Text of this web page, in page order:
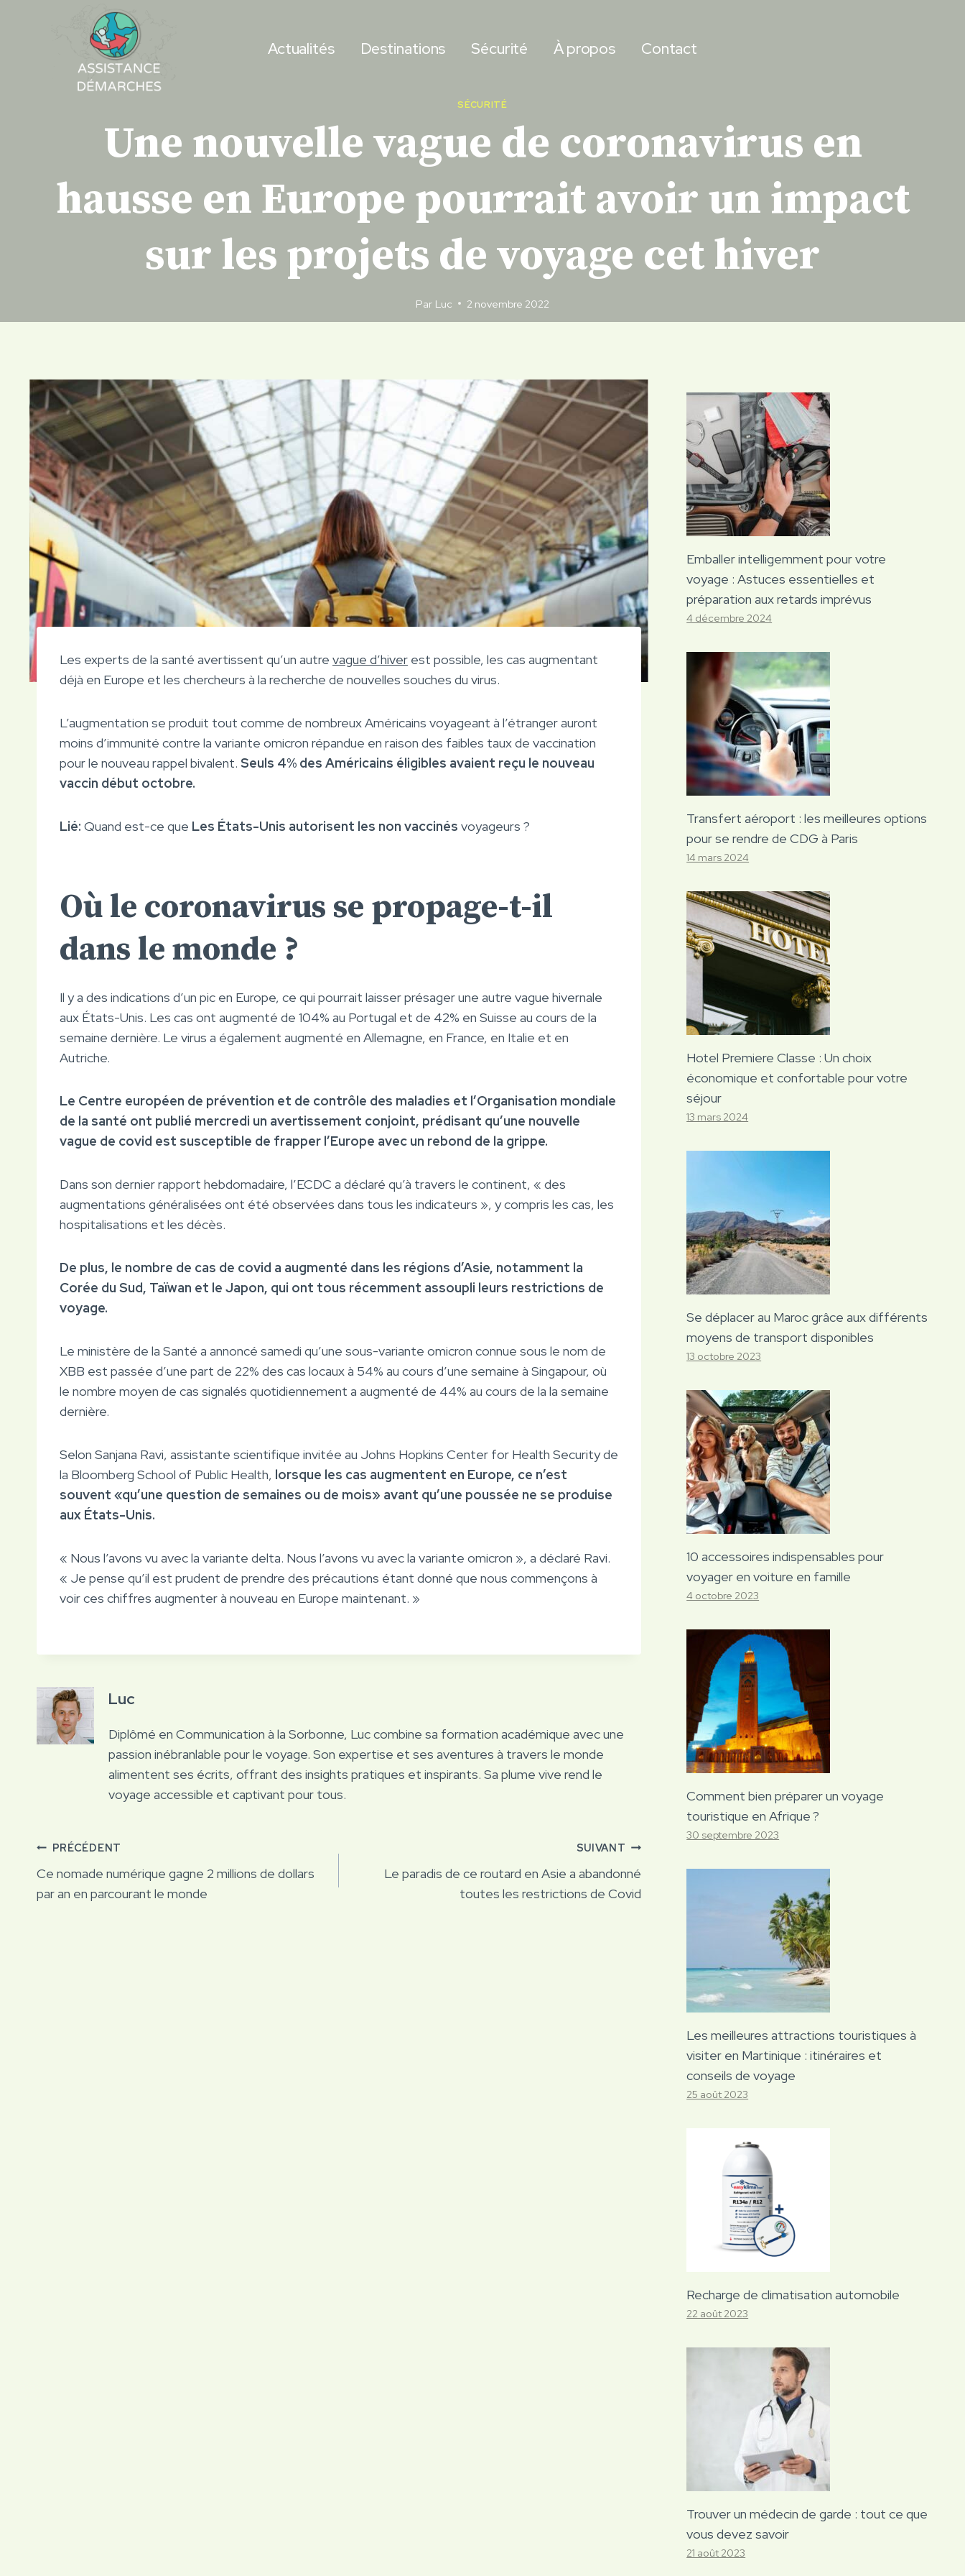
Actualités Destinations Sécurité À propos Contact
SÉCURITÉ
Une nouvelle vague de coronavirus en
hausse en Europe pourrait avoir un impact
sur les projets de voyage cet hiver
Par Luc 2 novembre 2022
Les experts de la santé avertissent qu’un autre vague d’hiver est possible, les cas augmentant
déjà en Europe et les chercheurs à la recherche de nouvelles souches du virus.
L’augmentation se produit tout comme de nombreux Américains voyageant à l’étranger auront
moins d’immunité contre la variante omicron répandue en raison des faibles taux de vaccination
pour le nouveau rappel bivalent. Seuls 4% des Américains éligibles avaient reçu le nouveau
vaccin début octobre.
Lié: Quand est-ce que Les États-Unis autorisent les non vaccinés voyageurs ?
Où le coronavirus se propage-t-il
dans le monde ?
Il y a des indications d’un pic en Europe, ce qui pourrait laisser présager une autre vague hivernale
aux États-Unis. Les cas ont augmenté de 104% au Portugal et de 42% en Suisse au cours de la
semaine dernière. Le virus a également augmenté en Allemagne, en France, en Italie et en
Autriche.
Le Centre européen de prévention et de contrôle des maladies et l’Organisation mondiale
de la santé ont publié mercredi un avertissement conjoint, prédisant qu’une nouvelle
vague de covid est susceptible de frapper l’Europe avec un rebond de la grippe.
Dans son dernier rapport hebdomadaire, l’ECDC a déclaré qu’à travers le continent, « des
augmentations généralisées ont été observées dans tous les indicateurs », y compris les cas, les
hospitalisations et les décès.
De plus, le nombre de cas de covid a augmenté dans les régions d’Asie, notamment la
Corée du Sud, Taïwan et le Japon, qui ont tous récemment assoupli leurs restrictions de
voyage.
Le ministère de la Santé a annoncé samedi qu’une sous-variante omicron connue sous le nom de
XBB est passée d’une part de 22% des cas locaux à 54% au cours d’une semaine à Singapour, où
le nombre moyen de cas signalés quotidiennement a augmenté de 44% au cours de la la semaine
dernière.
Selon Sanjana Ravi, assistante scientifique invitée au Johns Hopkins Center for Health Security de
la Bloomberg School of Public Health, lorsque les cas augmentent en Europe, ce n’est
souvent «qu’une question de semaines ou de mois» avant qu’une poussée ne se produise
aux États-Unis.
« Nous l’avons vu avec la variante delta. Nous l’avons vu avec la variante omicron », a déclaré Ravi.
« Je pense qu’il est prudent de prendre des précautions étant donné que nous commençons à
voir ces chiffres augmenter à nouveau en Europe maintenant. »
Luc
Diplômé en Communication à la Sorbonne, Luc combine sa formation académique avec une
passion inébranlable pour le voyage. Son expertise et ses aventures à travers le monde
alimentent ses écrits, offrant des insights pratiques et inspirants. Sa plume vive rend le
voyage accessible et captivant pour tous.
Navigation
de
PRÉCÉDENT
Ce nomade numérique gagne 2 millions de dollars
par an en parcourant le monde
SUIVANT
Le paradis de ce routard en Asie a abandonné
toutes les restrictions de Covid
Emballer intelligemment pour votre
voyage : Astuces essentielles et
préparation aux retards imprévus
4 décembre 2024
Transfert aéroport : les meilleures options
pour se rendre de CDG à Paris
14 mars 2024
Hotel Premiere Classe : Un choix
économique et confortable pour votre
séjour
13 mars 2024
Se déplacer au Maroc grâce aux différents
moyens de transport disponibles
13 octobre 2023
10 accessoires indispensables pour
voyager en voiture en famille
4 octobre 2023
Comment bien préparer un voyage
touristique en Afrique ?
30 septembre 2023
Les meilleures attractions touristiques à
visiter en Martinique : itinéraires et
conseils de voyage
25 août 2023
Recharge de climatisation automobile
22 août 2023
Trouver un médecin de garde : tout ce que
vous devez savoir
21 août 2023